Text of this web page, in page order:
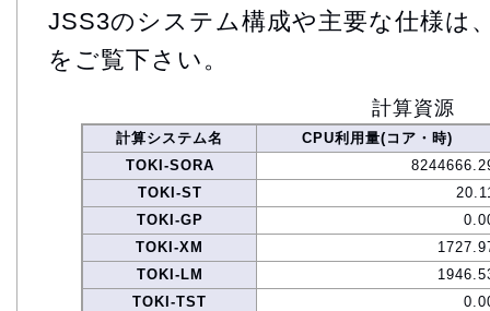
JSS3のシステム構成や主要な仕様は
をご覧下さい。
計算資源
計算システム名
CPU利用量(コア・時)
TOKI-SORA
TOKI-ST
TOKI-GP
TOKI-XM
TOKI-LM
TOKI-TST